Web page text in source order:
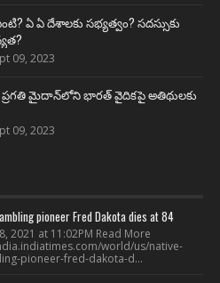
ఏ ఏ దేశాలకు సభ్యత్వం? సదస్సుకు
09, 2023
ప్రగతి మైదాన్‌లోని భారత్ వైదికపై అతిథులకు
09, 2023
pioneer Fred Dakota dies at 84
2021 at 11:02PM Read More
world/us/native-
pioneer-fred-dakota-d...